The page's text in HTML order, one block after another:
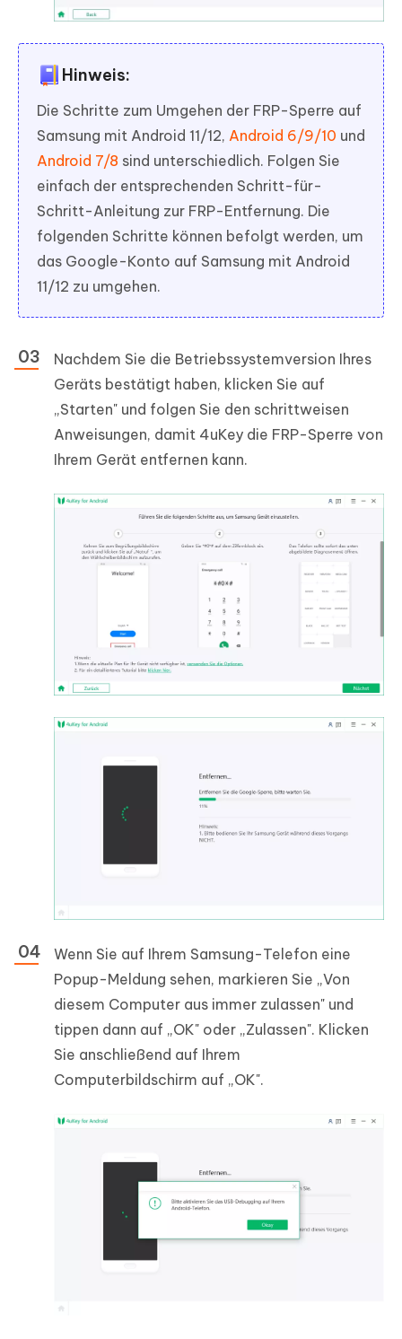
Hinweis:
Die Schritte zum Umgehen der FRP-Sperre auf
Samsung mit Android 11/12, Android 6/9/10 und
Android 7/8 sind unterschiedlich. Folgen Sie
einfach der entsprechenden Schritt-für-
Schritt-Anleitung zur FRP-Entfernung. Die
folgenden Schritte können befolgt werden, um
das Google-Konto auf Samsung mit Android
11/12 zu umgehen.
Nachdem Sie die Betriebssystemversion Ihres
Geräts bestätigt haben, klicken Sie auf
„Starten" und folgen Sie den schrittweisen
Anweisungen, damit 4uKey die FRP-Sperre von
Ihrem Gerät entfernen kann.
Wenn Sie auf Ihrem Samsung-Telefon eine
Popup-Meldung sehen, markieren Sie „Von
diesem Computer aus immer zulassen" und
tippen dann auf „OK" oder „Zulassen". Klicken
Sie anschließend auf Ihrem
Computerbildschirm auf „OK".